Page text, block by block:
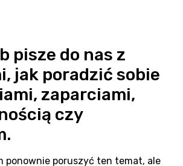
pisze do nas z
jak poradzić sobie
zaparciami,
czy
ponownie poruszyć ten temat, ale